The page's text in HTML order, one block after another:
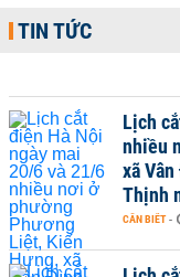
TIN TỨC
Lịch
nhiều
xã
Thịnh
CẦN BIẾT -